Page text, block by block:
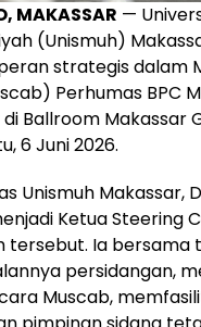
MAKASSAR —
(Unismuh)
strategis dalam
Perhumas BPC
Ballroom Makassar
6 Juni 2026.
Unismuh Makassar,
Ketua Steering
tersebut. Ia bersama
persidangan,
Muscab,